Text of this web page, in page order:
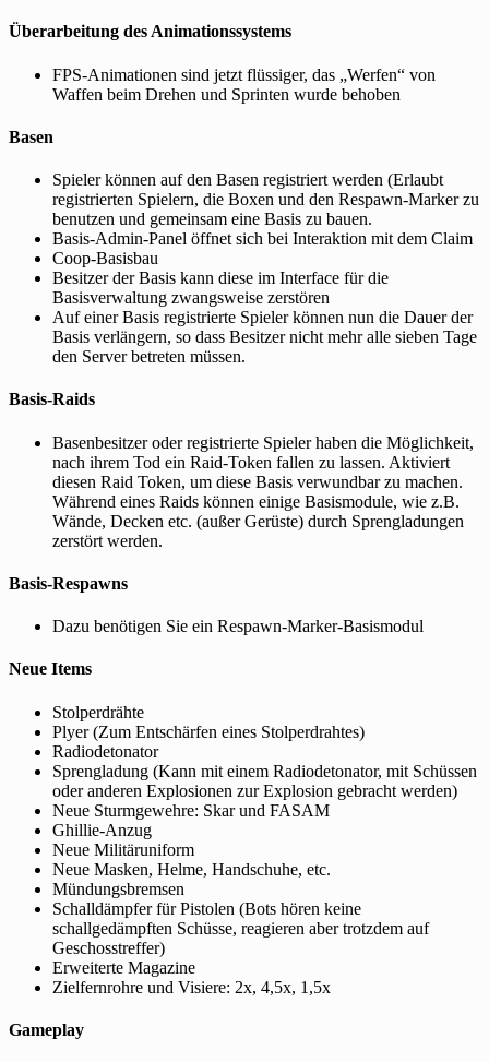
Überarbeitung des Animationssystems
FPS-Animationen sind jetzt flüssiger, das „Werfen“ von
Waffen beim Drehen und Sprinten wurde behoben
Basen
Spieler können auf den Basen registriert werden (Erlaubt
registrierten Spielern, die Boxen und den Respawn-Marker zu
benutzen und gemeinsam eine Basis zu bauen.
Basis-Admin-Panel öffnet sich bei Interaktion mit dem Claim
Coop-Basisbau
Besitzer der Basis kann diese im Interface für die
Basisverwaltung zwangsweise zerstören
Auf einer Basis registrierte Spieler können nun die Dauer der
Basis verlängern, so dass Besitzer nicht mehr alle sieben Tage
den Server betreten müssen.
Basis-Raids
Basenbesitzer oder registrierte Spieler haben die Möglichkeit,
nach ihrem Tod ein Raid-Token fallen zu lassen. Aktiviert
diesen Raid Token, um diese Basis verwundbar zu machen.
Während eines Raids können einige Basismodule, wie z.B.
Wände, Decken etc. (außer Gerüste) durch Sprengladungen
zerstört werden.
Basis-Respawns
Dazu benötigen Sie ein Respawn-Marker-Basismodul
Neue Items
Stolperdrähte
Plyer (Zum Entschärfen eines Stolperdrahtes)
Radiodetonator
Sprengladung (Kann mit einem Radiodetonator, mit Schüssen
oder anderen Explosionen zur Explosion gebracht werden)
Neue Sturmgewehre: Skar und FASAM
Ghillie-Anzug
Neue Militäruniform
Neue Masken, Helme, Handschuhe, etc.
Mündungsbremsen
Schalldämpfer für Pistolen (Bots hören keine
schallgedämpften Schüsse, reagieren aber trotzdem auf
Geschosstreffer)
Erweiterte Magazine
Zielfernrohre und Visiere: 2x, 4,5x, 1,5x
Gameplay